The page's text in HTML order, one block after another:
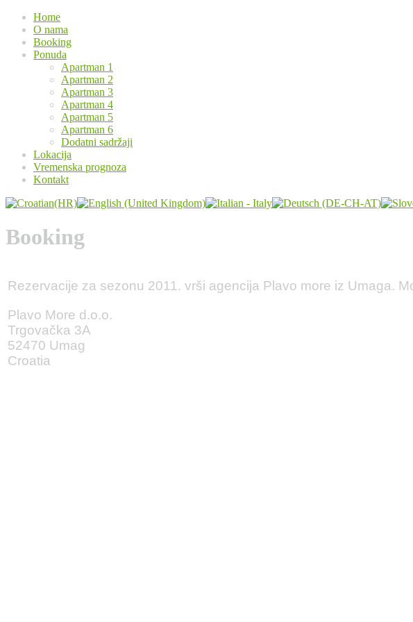
Home
O nama
Booking
Ponuda
Apartman 1
Apartman 2
Apartman 3
Apartman 4
Apartman 5
Apartman 6
Dodatni sadržaji
Lokacija
Vremenska prognoza
Kontakt
Booking
Rezervacije za sezonu 2011. vrši agencija Plavo more iz Umaga.
Plavo More d.o.o.
Trgovačka 3A
52470 Umag
Croatia